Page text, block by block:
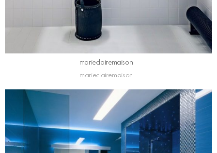
marieclairemaison
marieclairemaison